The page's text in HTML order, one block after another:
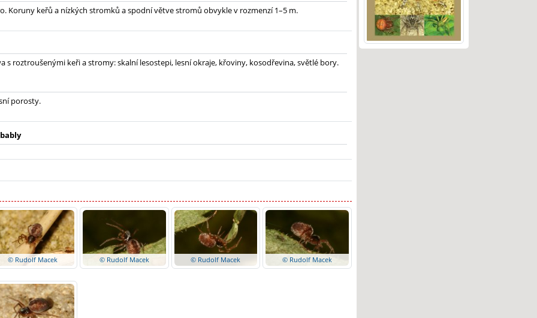
Koruny keřů a nízkých stromků a spodní větve stromů obvykle v rozmenzí 1–5 m.
s roztroušenými keři a stromy: skalní lesostepi, lesní okraje, křoviny, kosodřevina, světlé bory.
porosty.
© Rudolf Macek © Rudolf Macek © Rudolf Macek © Rudolf Macek